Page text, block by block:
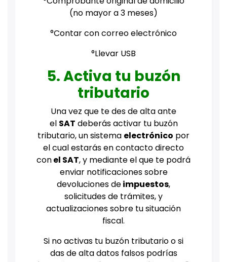
(no mayor a 3 meses)
°Contar con correo electrónico
°Llevar USB
5. Activa tu buzón
tributario
Una vez que te des de alta ante
el SAT deberás activar tu buzón
tributario, un sistema electrónico por
el cual estarás en contacto directo
conel SAT, y mediante el que te podrá
enviar notificaciones sobre
devoluciones deimpuestos,
solicitudes de trámites, y
actualizaciones sobre tu situación
fiscal.
Si no activas tu buzón tributario o si
das de alta datos falsos podrías